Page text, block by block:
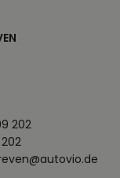
202